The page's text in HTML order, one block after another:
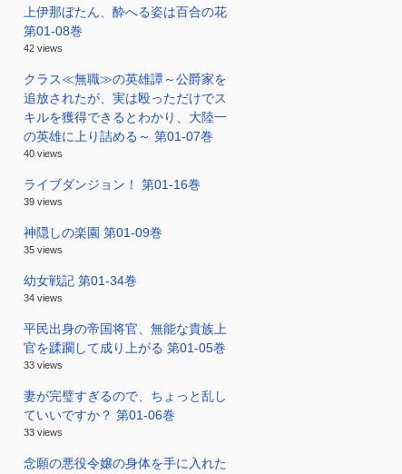
上伊那ぼたん、酔へる姿は百合の花
第01-08巻
42 views
クラス≪無職≫の英雄譚～公爵家を
追放されたが、実は殴っただけでス
キルを獲得できるとわかり、大陸一
の英雄に上り詰める～ 第01-07巻
40 views
ライブダンジョン！ 第01-16巻
39 views
神隠しの楽園 第01-09巻
35 views
幼女戦記 第01-34巻
34 views
平民出身の帝国将官、無能な貴族上
官を蹂躙して成り上がる 第01-05巻
33 views
妻が完璧すぎるので、ちょっと乱し
ていいですか？ 第01-06巻
33 views
念願の悪役令嬢の身体を手に入れた